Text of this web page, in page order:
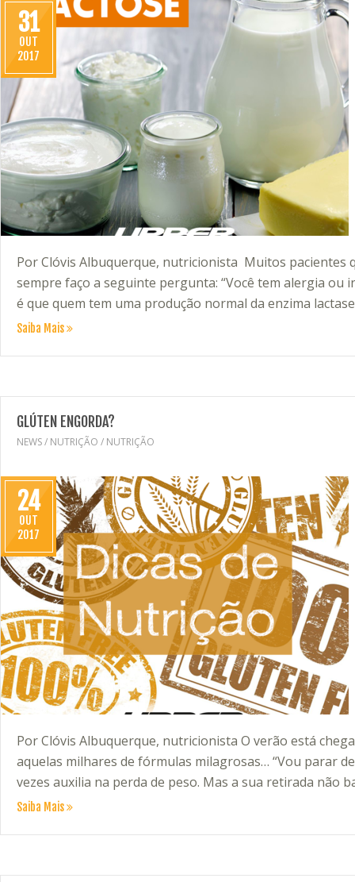
31
OUT
2017
Por Clóvis Albuquerque, nutricionista Muitos pacientes
sempre faço a seguinte pergunta: “Você tem alergia ou
é que quem tem uma produção normal da enzima
Saiba Mais
GLÚTEN ENGORDA?
NEWS/ NUTRIÇÃO / NUTRIÇÃO
24
OUT
2017
Por Clóvis Albuquerque, nutricionista O verão está
aquelas milhares de fórmulas milagrosas… “Vou parar
vezes auxilia na perda de peso. Mas a sua retirada não
Saiba Mais